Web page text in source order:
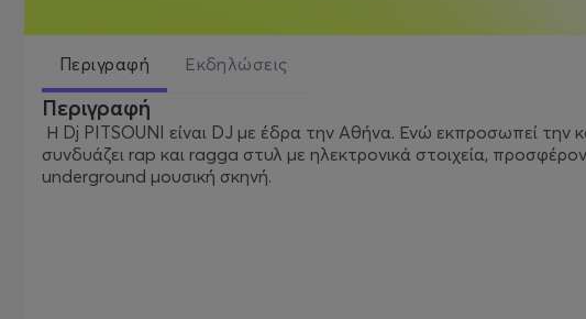
Περιγραφή Εκδηλώσεις
Περιγραφή
Η Dj PITSOUNI είναι DJ με έδρα την Αθήνα. Ενώ εκπροσωπεί την
συνδυάζει rap και ragga στυλ με ηλεκτρονικά στοιχεία,
underground μουσική σκηνή.